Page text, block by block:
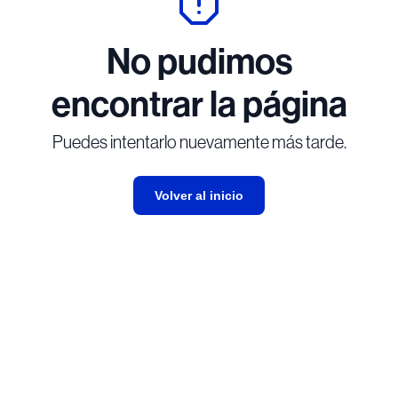
No pudimos
encontrar la página
Puedes intentarlo nuevamente más tarde.
Volver al inicio